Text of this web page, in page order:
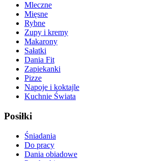
Mleczne
Mięsne
Rybne
Zupy i kremy
Makarony
Sałatki
Dania Fit
Zapiekanki
Pizze
Napoje i koktajle
Kuchnie Świata
Posiłki
Śniadania
Do pracy
Dania obiadowe